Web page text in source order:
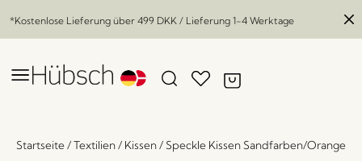
*Kostenlose Lieferung über 499 DKK / Lieferung 1-4 Werktage
Startseite/Textilien/ Kissen/ Speckle Kissen Sandfarben/Orange